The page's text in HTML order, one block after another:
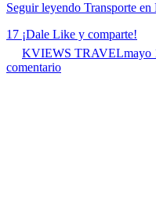
Seguir leyendo Transporte en
17 ¡Dale Like y comparte!
KVIEWS TRAVELmayo
comentario